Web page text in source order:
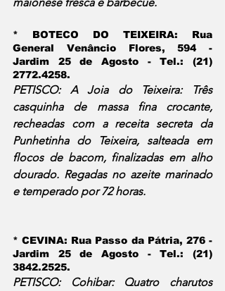
* BOTECO DO TEIXEIRA: Rua
General Venâncio Flores, 594 -
Jardim 25 de Agosto - Tel.: (21)
2772.4258.
PETISCO: A Joia do Teixeira: Três
casquinha de massa fina crocante,
recheadas com a receita secreta da
Punhetinha do Teixeira, salteada em
flocos de bacom, finalizadas em alho
dourado. Regadas no azeite marinado
e temperado por 72 horas.
* CEVINA: Rua Passo da Pátria, 276 -
Jardim 25 de Agosto - Tel.: (21)
3842.2525.
PETISCO: Cohibar: Quatro charutos